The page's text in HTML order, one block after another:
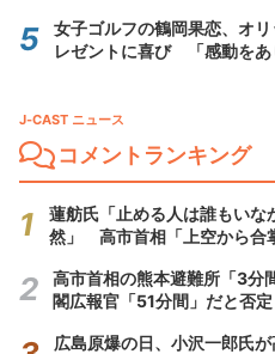
女子ゴルフの鶴岡果恋、オ
レゼントに喜び 「感動をあ
J-CAST ニュース
コメントランキング
蓮舫氏「止める人は誰もいな
然」 高市首相「上空から合
高市首相の熊本避難所「3
閣広報官「51分間」だと否定
広島原爆の日、小沢一郎氏